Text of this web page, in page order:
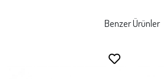
Benzer Ürünler